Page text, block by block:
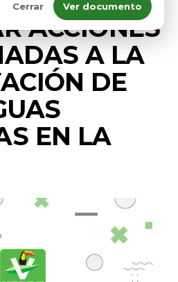
Cerrar Ver documento
ACCIONES
A LA
DE
EN LA